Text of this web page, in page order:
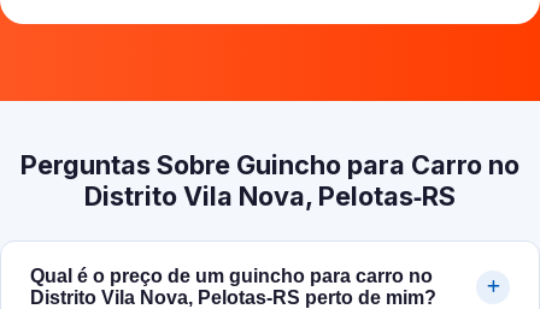
Perguntas Sobre Guincho para Carro no
Distrito Vila Nova, Pelotas‑RS
Qual é o preço de um guincho para carro no
Distrito Vila Nova, Pelotas‑RS perto de mim?